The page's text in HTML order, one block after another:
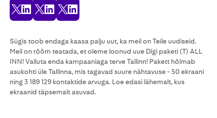
Sügis toob endaga kaasa palju uut, ka meil on Teile uudiseid.
Meil on rõõm teatada, et oleme loonud uue Digi paketi (T) ALL
INN! Valluta enda kampaaniaga terve Tallinn! Pakett hõlmab
asukohti üle Tallinna, mis tagavad suure nähtavuse - 50 ekraani
ning 3 189 129 kontaktide arvuga. Loe edasi lähemalt, kus
ekraanid täpsemalt asuvad.
Share Share Share